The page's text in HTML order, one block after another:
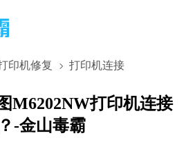
印机修复 打印机连接
M6202NW打印机连接
-金山毒霸